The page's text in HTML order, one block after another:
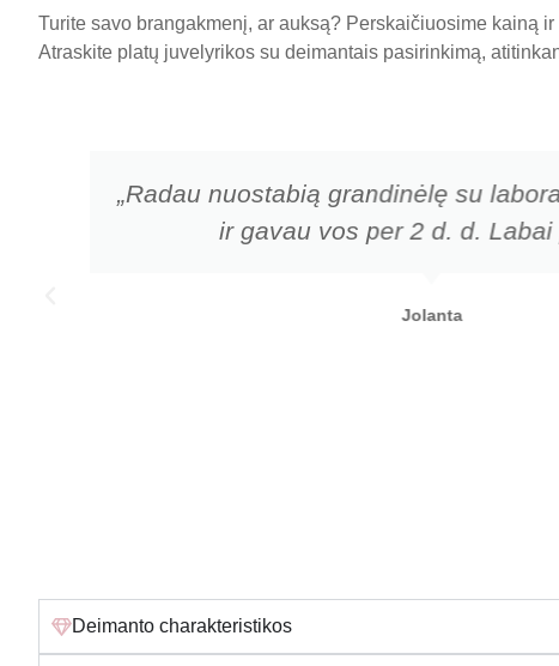
Turite savo brangakmenį, ar auksą? Perskaičiuosime kainą
Atraskite platų juvelyrikos su deimantais pasirinkimą,
„Radau nuostabią grandinėlę su
ir gavau vos per 2 d. d. Labai
Jolanta
Deimanto charakteristikos